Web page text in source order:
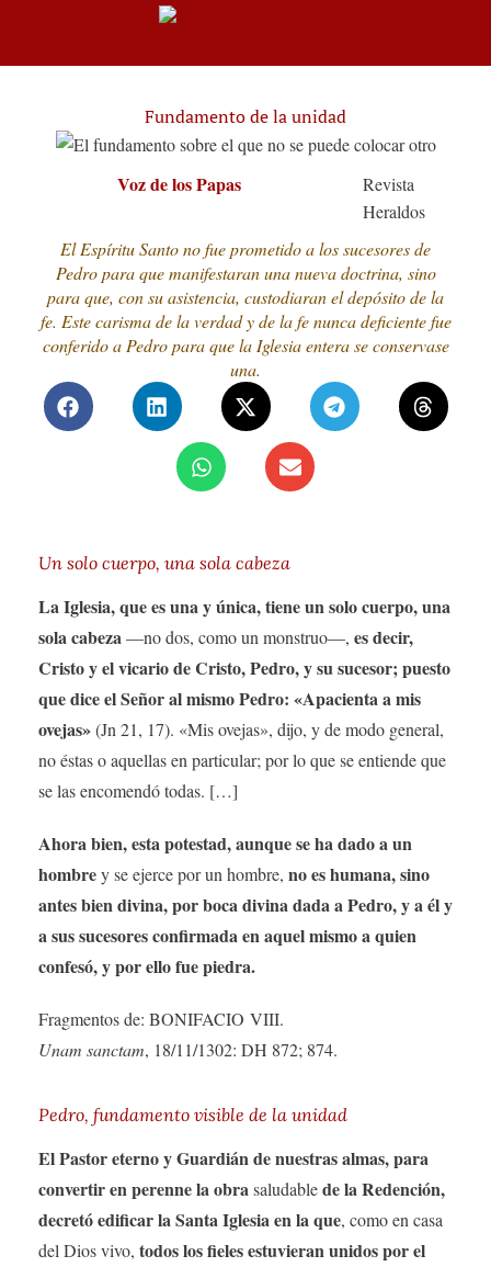
Fundamento de la unidad
Voz de los Papas
Revista
Heraldos
El Espíritu Santo no fue prometido a los sucesores de
Pedro para que manifestaran una nueva doctrina, sino
para que, con su asistencia, custodiaran el depósito de la
fe. Este carisma de la verdad y de la fe nunca deficiente fue
conferido a Pedro para que la Iglesia entera se conservase
una.
Un solo cuerpo, una sola cabeza
La Iglesia, que es una y única, tiene un solo cuerpo, una
sola cabeza—no dos, como un monstruo—, es decir,
Cristo y el vicario de Cristo, Pedro, y su sucesor; puesto
que dice el Señor al mismo Pedro: «Apacienta a mis
ovejas»(Jn 21, 17). «Mis ovejas», dijo, y de modo general,
no éstas o aquellas en particular; por lo que se entiende que
se las encomendó todas. […]
Ahora bien, esta potestad, aunque se ha dado a un
hombrey se ejerce por un hombre, no es humana, sino
antes bien divina, por boca divina dada a Pedro, y a él y
a sus sucesores confirmada en aquel mismo a quien
confesó, y por ello fue piedra.
Fragmentos de: BONIFACIO VIII.
Unam sanctam, 18/11/1302: DH 872; 874.
Pedro, fundamento visible de la unidad
El Pastor eterno y Guardián de nuestras almas, para
convertir en perenne la obrasaludablede la Redención,
decretó edificar la Santa Iglesia en la que, como en casa
del Dios vivo, todos los fieles estuvieran unidos por el